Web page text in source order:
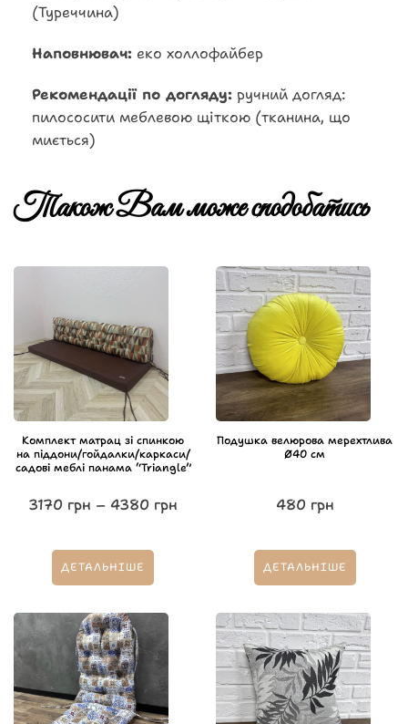
(Туреччина)
Наповнювач: еко холлофайбер
Рекомендації по догляду: ручний догляд:
пилососити меблевою щіткою (тканина, що
миється)
Також Вам може сподобатись
Комплект матрац зі спинкою
на піддони/гойдалки/каркаси/
садові меблі панама “Triangle”
3170 грн – 4380 грн
ДЕТАЛЬНІШЕ
Подушка велюрова мерехтлива
Ø40 см
480 грн
ДЕТАЛЬНІШЕ